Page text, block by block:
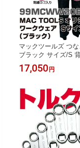
マックツールズ つ
ブラック サイズ/S
入り 99MCWW20BK-
17,050 円